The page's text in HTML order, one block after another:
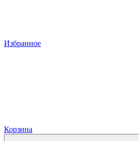
Избранное
Корзина